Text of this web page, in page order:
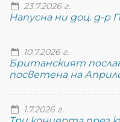
23.7.2026 г.
Напусна ни доц. д-р
10.7.2026 г.
Британският
посветена на
1.7.2026 г.